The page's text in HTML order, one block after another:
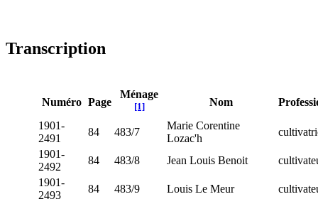
Transcription
Numéro Page
Ménage
[1] Nom
1901-
2491
84 483/7
Marie Corentine
Lozac'h
1901-
2492
84 483/8 Jean Louis Benoit
1901-
2493
84 483/9 Louis Le Meur